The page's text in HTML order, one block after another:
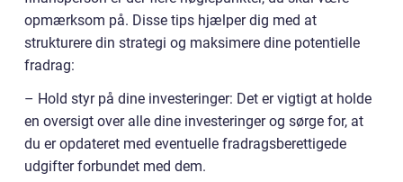
opmærksom på. Disse tips hjælper dig med at
strukturere din strategi og maksimere dine potentielle
fradrag:
– Hold styr på dine investeringer: Det er vigtigt at holde
en oversigt over alle dine investeringer og sørge for, at
du er opdateret med eventuelle fradragsberettigede
udgifter forbundet med dem.